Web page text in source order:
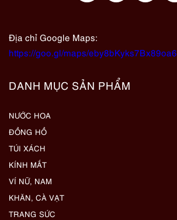
Địa chỉ Google Maps:
https://goo.gl/maps/eby8bKyks7Bx89oa6
DANH MỤC SẢN PHẨM
NƯỚC HOA
ĐỒNG HỒ
TÚI XÁCH
KÍNH MẮT
VÍ NỮ, NAM
KHĂN, CÀ VẠT
TRANG SỨC